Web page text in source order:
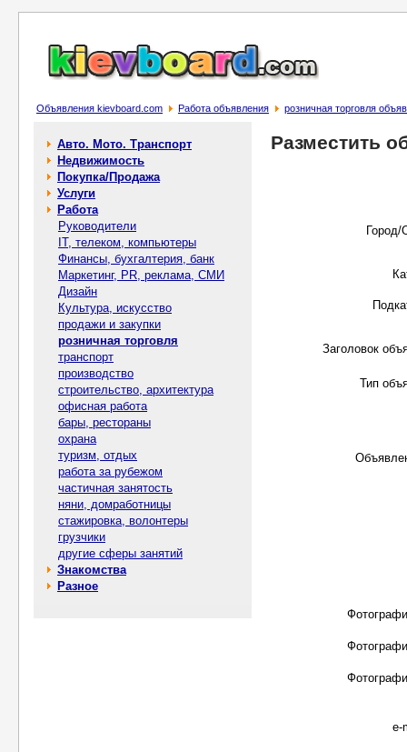
Объявления kievboard.com Работа объявления розничная торговля
Авто. Мото. Транспорт
Недвижимость
Покупка/Продажа
Услуги
Работа
Руководители
IT, телеком, компьютеры
Финансы, бухгалтерия, банк
Маркетинг, PR, реклама, СМИ
Дизайн
Культура, искусство
продажи и закупки
розничная торговля
транспорт
производство
строительство, архитектура
офисная работа
бары, рестораны
охрана
туризм, отдых
работа за рубежом
частичная занятость
няни, домработницы
стажировка, волонтеры
грузчики
другие сферы занятий
Знакомства
Разное
Разместить
Город/
Заголовок
Тип
e-